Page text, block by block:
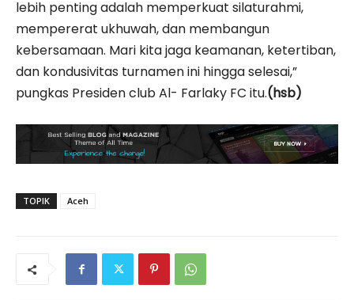
lebih penting adalah memperkuat silaturahmi,
mempererat ukhuwah, dan membangun
kebersamaan. Mari kita jaga keamanan, ketertiban,
dan kondusivitas turnamen ini hingga selesai,”
pungkas Presiden club Al- Farlaky FC itu.(hsb)
TOPIK Aceh